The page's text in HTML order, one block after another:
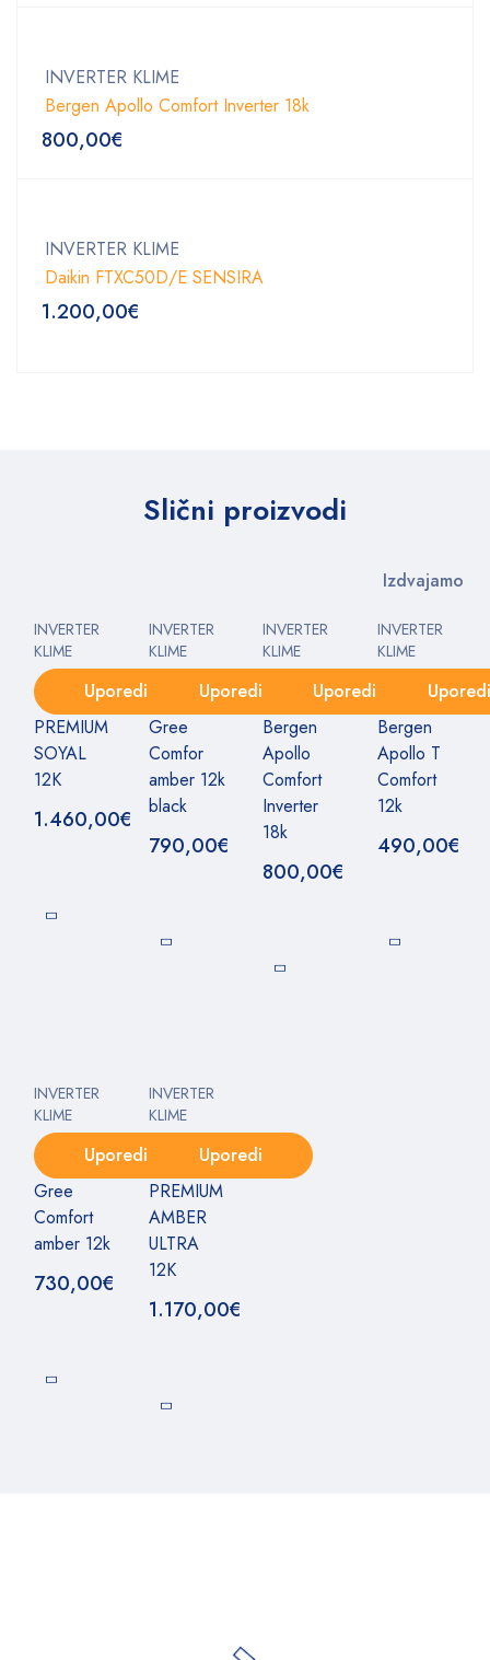
INVERTER KLIME
Bergen Apollo Comfort Inverter 18k
800,00€
INVERTER KLIME
Daikin FTXC50D/E SENSIRA
1.200,00€
Slični proizvodi
INVERTER
KLIME
Uporedi
PREMIUM
SOYAL
12K
1.460,00€
INVERTER
KLIME
Uporedi
Gree
Comfor
amber 12k
black
790,00€
INVERTER
KLIME
Uporedi
Bergen
Apollo
Comfort
Inverter
18k
800,00€
Izdvajamo
INVERTER
KLIME
Uporedi
Bergen
Apollo T
Comfort
12k
490,00€
INVERTER
KLIME
Uporedi
Gree
Comfort
amber 12k
730,00€
INVERTER
KLIME
Uporedi
PREMIUM
AMBER
ULTRA
12K
1.170,00€